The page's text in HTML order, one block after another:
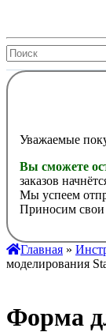
Уважаемые
Вы сможете
заказов
Мы успеем
Приносим свои
Главная »
моделирования
Форма